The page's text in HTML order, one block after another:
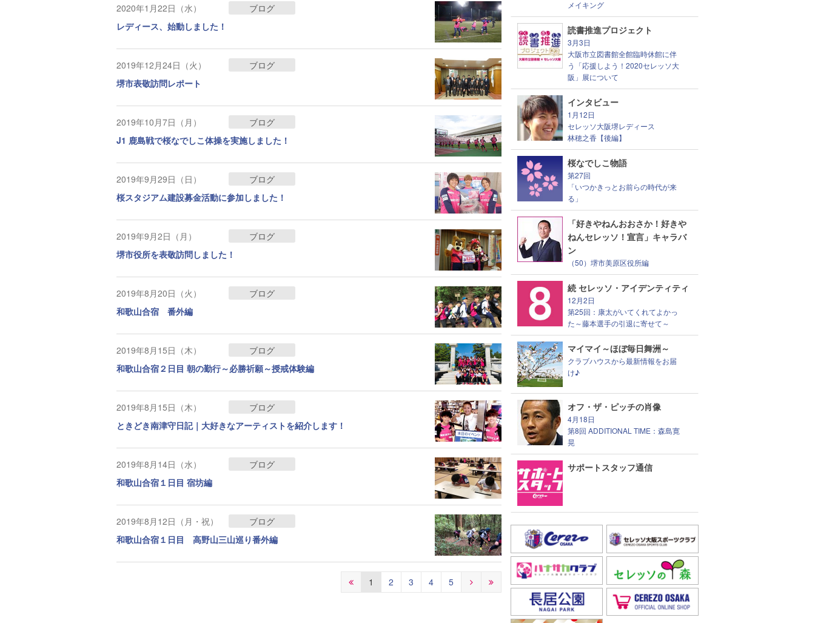
レディース、始動しました！
2020年1月22日（水） ブログ
堺市表敬訪問レポート
2019年12月24日（火） ブログ
J1 鹿島戦で桜なでしこ体操を実施しました！
2019年10月7日（月） ブログ
桜スタジアム建設募金活動に参加しました！
2019年9月29日（日） ブログ
堺市役所を表敬訪問しました！
2019年9月2日（月） ブログ
和歌山合宿 番外編
2019年8月20日（火） ブログ
和歌山合宿２日目 朝の勤行～必勝祈願～授戒体験編
2019年8月15日（木） ブログ
ときどき南津守日記｜大好きなアーティストを紹介します！
2019年8月15日（木） ブログ
和歌山合宿１日目 宿坊編
2019年8月14日（水） ブログ
和歌山合宿１日目 高野山三山巡り番外編
2019年8月12日（月・祝） ブログ
1 2 3 4 5
メイキング
読書推進プロジェクト
3月3日
大阪市立図書館全館臨時休館に伴
う「応援しよう！2020セレッソ大
阪」展について
インタビュー
1月12日
セレッソ大阪堺レディース
林穂之香【後編】
桜なでしこ物語
第27回
「いつかきっとお前らの時代が来
る」
「好きやねんおおさか！好きや
ねんセレッソ！宣言」キャラバ
ン
（50）堺市美原区役所編
続 セレッソ・アイデンティティ
12月2日
第25回：康太がいてくれてよかっ
た～藤本選手の引退に寄せて～
マイマイ～ほぼ毎日舞洲～
クラブハウスから最新情報をお届
け♪
オフ・ザ・ピッチの肖像
4月18日
第8回 ADDITIONAL TIME：森島寛
晃
サポートスタッフ通信